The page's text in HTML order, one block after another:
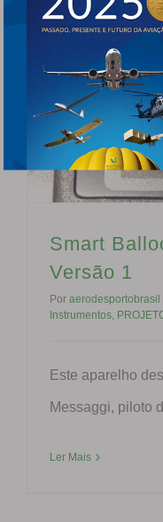
Smart
Versão 1
Por aerodesportobrasil
Instrumentos,
Este aparelho
Messaggi, piloto
Ler Mais